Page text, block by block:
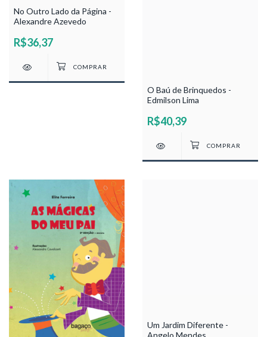
No Outro Lado da Página -
Alexandre Azevedo
R$36,37
O Baú de Brinquedos -
Edmilson Lima
R$40,39
Um Jardim Diferente -
Angelo Mendes